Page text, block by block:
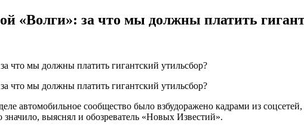
«Волги»: за что мы должны платить
автомобильное сообщество было взбудоражено кадрами из
выяснял и обозреватель «Новых Известий».